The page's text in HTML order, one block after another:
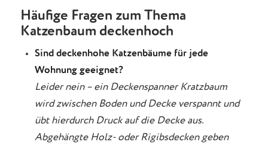
Häufige Fragen zum Thema
Katzenbaum deckenhoch
Sind deckenhohe Katzenbäume für jede
Wohnung geeignet?
Leider nein – ein Deckenspanner Kratzbaum
wird zwischen Boden und Decke verspannt und
übt hierdurch Druck auf die Decke aus.
Abgehängte Holz- oder Rigibsdecken geben